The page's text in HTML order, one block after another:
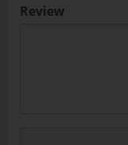
Review